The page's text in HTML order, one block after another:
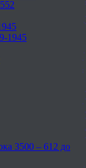
1945
3500 – 612 до